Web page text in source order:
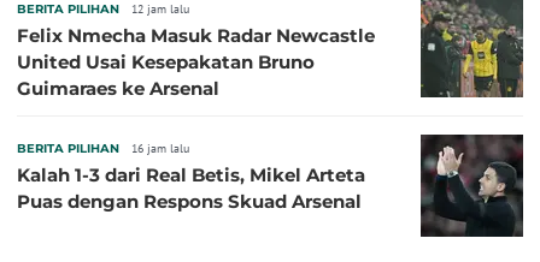
BERITA PILIHAN 12 jam lalu
Felix Nmecha Masuk Radar Newcastle
United Usai Kesepakatan Bruno
Guimaraes ke Arsenal
BERITA PILIHAN 16 jam lalu
Kalah 1-3 dari Real Betis, Mikel Arteta
Puas dengan Respons Skuad Arsenal